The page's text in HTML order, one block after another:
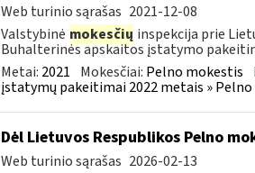
Web turinio sąrašas 2021-12-08
Valstybinė mokesčių inspekcija prie
Buhalterinės apskaitos įstatymo
Metai: 2021 Mokesčiai: Pelno mokestis
įstatymų pakeitimai 2022 metais »
Dėl Lietuvos Respublikos Pelno
Web turinio sąrašas 2026-02-13